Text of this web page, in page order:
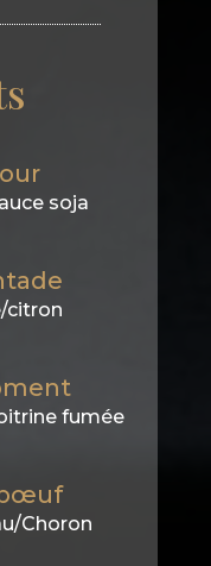
soja
citron
fumée
Choron